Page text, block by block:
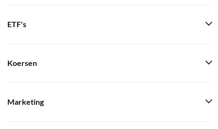
ETF's
Koersen
Marketing